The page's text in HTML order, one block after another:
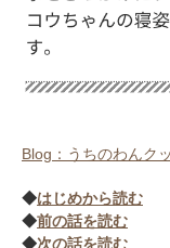
Blog：うちのわんク
◆はじめから読む
◆前の話を読む
◆次の話を読む